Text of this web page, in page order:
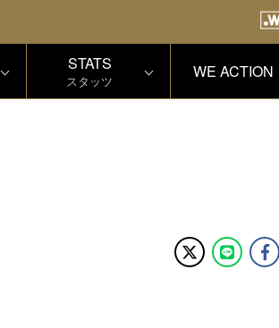
STATS
スタッツ WE ACTION